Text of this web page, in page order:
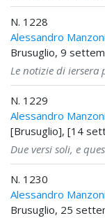
N. 1228
Alessandro
Brusuglio, 9
Le notizie di iersera
N. 1229
Alessandro
[Brusuglio], [14
Due versi soli, e
N. 1230
Alessandro
Brusuglio, 25